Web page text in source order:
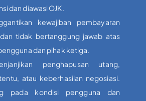
dan diawasi OJK.
kewajiban pembayaran
tidak bertanggung jawab atas
dan pihak ketiga.
penghapusan utang,
atau keberhasilan negosiasi.
pada kondisi pengguna dan